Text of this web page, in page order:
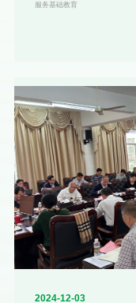
服务基础教育
2024-12-03